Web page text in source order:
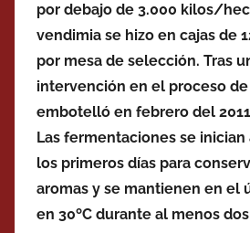
por debajo de 3.000 kilos/
vendimia se hizo en cajas de
por mesa de selección. Tras
intervención en el proceso
embotelló en febrero del
Las fermentaciones se inician
los primeros días para
aromas y se mantienen en el
en 30ºC durante al menos